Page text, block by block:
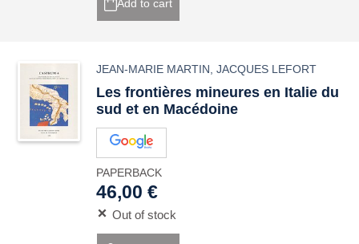
Add to cart
JEAN-MARIE MARTIN ,JACQUES LEFORT
Les frontières mineures en Italie du
sud et en Macédoine
PAPERBACK
46,00 €
Out of stock